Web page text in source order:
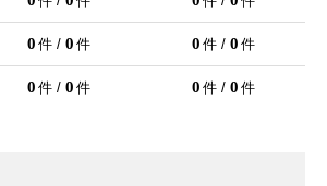
0 件 / 0 件 0 件 / 0 件
0 件 / 0 件 0 件 / 0 件